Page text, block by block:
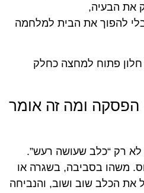
את הבעיה,
בלי להפוך את הבית למלחמה
הפסקה ומה זה אומר
רק “כלב שעושה רעש”.
משהו בסביבה, בשגרה או
את הכלב שוב ושוב, והנביחה